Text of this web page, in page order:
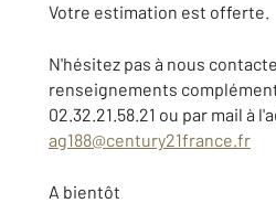
Votre estimation est offerte.
N'hésitez pas à nous
renseignements
02.32.21.58.21 ou par mail à
ag188@century21france.fr
A bientôt